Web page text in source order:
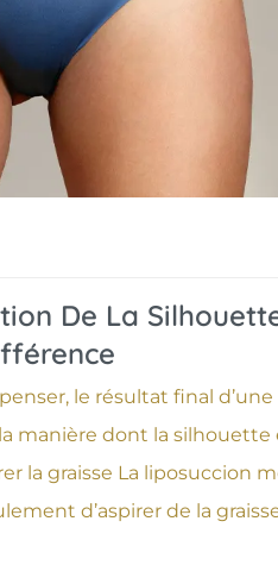
De La
le résultat final
manière dont la
la graisse La liposuccion
d’aspirer de la